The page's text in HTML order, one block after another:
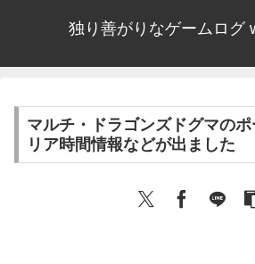
独り善がりなゲームログ
マルチ・ドラゴンズドグマの
リア時間情報などが出ました